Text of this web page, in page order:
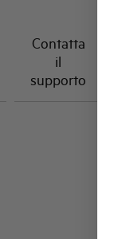
Contatta
il
supporto